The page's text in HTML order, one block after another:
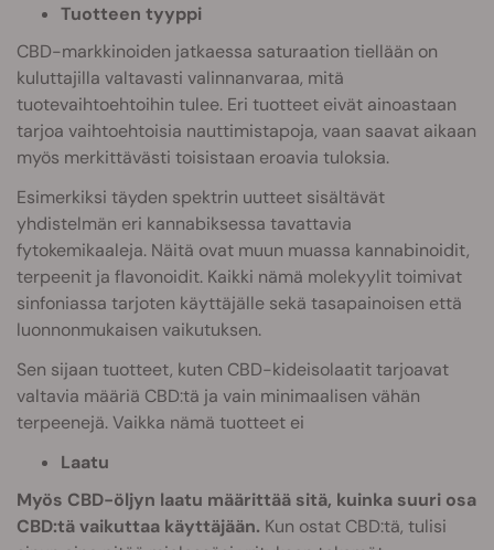
Tuotteen tyyppi
CBD-markkinoiden jatkaessa saturaation tiellään on
kuluttajilla valtavasti valinnanvaraa, mitä
tuotevaihtoehtoihin tulee. Eri tuotteet eivät ainoastaan
tarjoa vaihtoehtoisia nauttimistapoja, vaan saavat aikaan
myös merkittävästi toisistaan eroavia tuloksia.
Esimerkiksi täyden spektrin uutteet sisältävät
yhdistelmän eri kannabiksessa tavattavia
fytokemikaaleja. Näitä ovat muun muassa kannabinoidit,
terpeenit ja flavonoidit. Kaikki nämä molekyylit toimivat
sinfoniassa tarjoten käyttäjälle sekä tasapainoisen että
luonnonmukaisen vaikutuksen.
Sen sijaan tuotteet, kuten CBD-kideisolaatit tarjoavat
valtavia määriä CBD:tä ja vain minimaalisen vähän
terpeenejä. Vaikka nämä tuotteet ei
Laatu
Myös CBD-öljyn laatu määrittää sitä, kuinka suuri osa
CBD:tä vaikuttaa käyttäjään. Kun ostat CBD:tä, tulisi